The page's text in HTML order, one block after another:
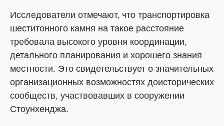
Исследователи отмечают, что транспортировка
шеститонного камня на такое расстояние
требовала высокого уровня координации,
детального планирования и хорошего знания
местности. Это свидетельствует о значительных
организационных возможностях доисторических
сообществ, участвовавших в сооружении
Стоунхенджа.